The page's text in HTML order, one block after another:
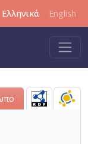
Ελληνικά English